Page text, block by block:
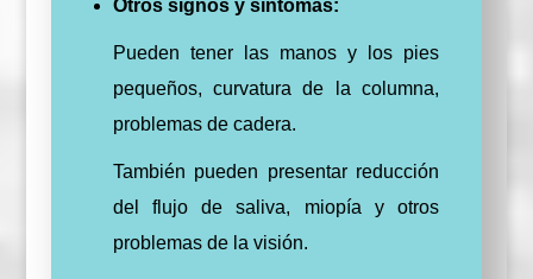
Otros signos y síntomas:
Pueden tener las manos y los pies
pequeños, curvatura de la columna,
problemas de cadera.
También pueden presentar reducción
del flujo de saliva, miopía y otros
problemas de la visión.